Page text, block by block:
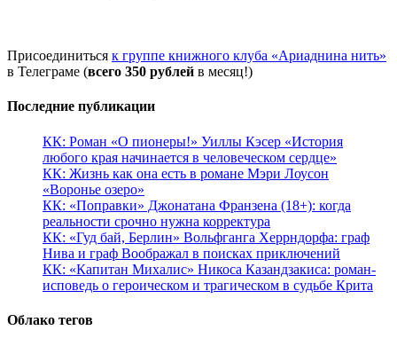
Присоединиться к группе книжного клуба «Ариаднина нить»
в Телеграме (всего 350 рублей в месяц!)
Последние публикации
КК: Роман «О пионеры!» Уиллы Кэсер «История
любого края начинается в человеческом сердце»
КК: Жизнь как она есть в романе Мэри Лоусон
«Воронье озеро»
КК: «Поправки» Джонатана Франзена (18+): когда
реальности срочно нужна корректура
КК: «Гуд бай, Берлин» Вольфганга Херрндорфа: граф
Нива и граф Воображал в поисках приключений
КК: «Капитан Михалис» Никоса Казандзакиса: роман-
исповедь о героическом и трагическом в судьбе Крита
Облако тегов